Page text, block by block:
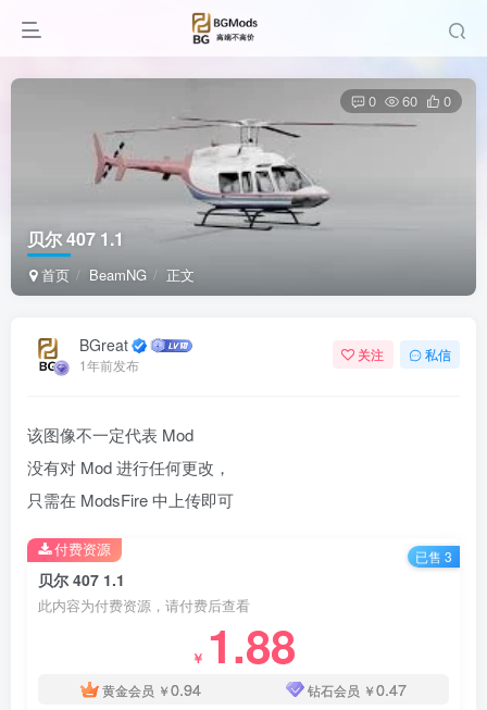
贝尔 407 1.1
首页 BeamNG 正文
0 60 0
BGreat
1年前发布
关注 私信
该图像不一定代表 Mod
没有对 Mod 进行任何更改，
只需在 ModsFire 中上传即可
贝尔 407 1.1
此内容为付费资源，请付费后查看
￥ 1.88
黄金会员 ￥0.94 钻石会员 ￥0.47
付费资源 已售 3